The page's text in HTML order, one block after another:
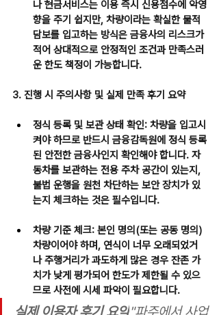
나 현금서비스는 이용 즉시 신용점수에 악영
향을 주기 쉽지만, 차량이라는 확실한 물적
담보를 입고하는 방식은 금융사의 리스크가
적어 상대적으로 안정적인 조건과 만족스러
운 한도 책정이 가능합니다.
3. 진행 시 주의사항 및 실제 만족 후기 요약
정식 등록 및 보관 상태 확인: 차량을 입고시
켜야 하므로 반드시 금융감독원에 정식 등록
된 안전한 금융사인지 확인해야 합니다. 자
동차를 보관하는 전용 주차 공간이 있는지,
불법 운행을 원천 차단하는 보안 장치가 있
는지 체크하는 것은 필수입니다.
차량 기준 체크: 본인 명의(또는 공동 명의)
차량이어야 하며, 연식이 너무 오래되었거
나 주행거리가 과도하게 많은 경우 잔존 가
치가 낮게 평가되어 한도가 제한될 수 있으
므로 사전에 시세 파악이 필요합니다.
실제 이용자 후기 요약​"파주에서 사업